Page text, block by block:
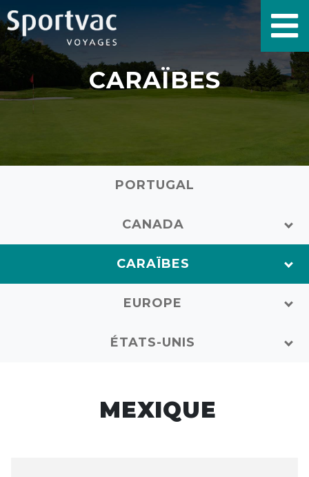
CARAÏBES
PORTUGAL
CANADA
CARAÏBES
EUROPE
ÉTATS-UNIS
MEXIQUE